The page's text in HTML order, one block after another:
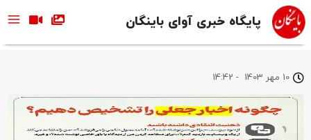
پایگاه خبری آوای باینگان
10 مهر 1403 -
14:42